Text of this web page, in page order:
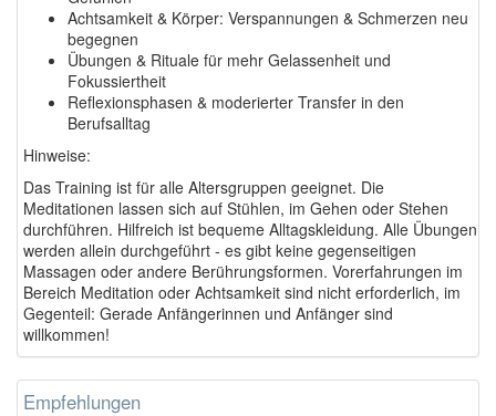
Achtsamkeit & Körper: Verspannungen & Schmerzen neu
begegnen
Übungen & Rituale für mehr Gelassenheit und
Fokussiertheit
Reflexionsphasen & moderierter Transfer in den
Berufsalltag
Hinweise:
Das Training ist für alle Altersgruppen geeignet. Die
Meditationen lassen sich auf Stühlen, im Gehen oder Stehen
durchführen. Hilfreich ist bequeme Alltagskleidung. Alle Übungen
werden allein durchgeführt - es gibt keine gegenseitigen
Massagen oder andere Berührungsformen. Vorerfahrungen im
Bereich Meditation oder Achtsamkeit sind nicht erforderlich, im
Gegenteil: Gerade Anfängerinnen und Anfänger sind
willkommen!
Empfehlungen